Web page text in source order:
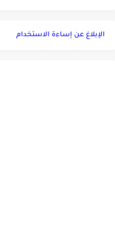
الإبلاغ عن إساءة الاستخدام